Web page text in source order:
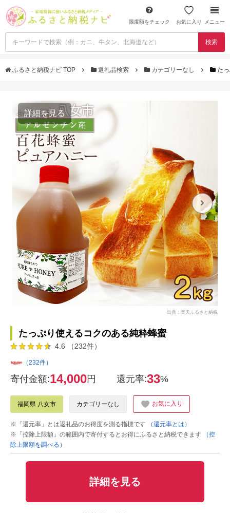
限度額をチェック お気に入り メニュー
検索
ふるさと納税ナビ TOP 返礼品検索 カテゴリーなし た
詳細を見る
出典：楽天ふるさと納税
たっぷり使えるコクのある純粋蜂蜜
4.6 （232件）
（232件）
寄付金額:14,000円 還元率:33%
福岡県 八女市 カテゴリーなし お気に入り
※「還元率」とは返礼品のお得度を測る指標です
（還元率とは）
※「控除上限額」の範囲内で寄付するとお得にふるさと納税できます
（控
除上限額を調べる）
詳細を見る